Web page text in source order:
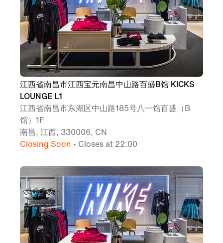
江西省南昌市江西宝元南昌中山路百盛B馆 KICKS
LOUNGE L1
江西省南昌市东湖区中山路185号八一馆百盛（B
馆）1F
南昌, 江西, 330006, CN
Closing Soon • Closes at 22:00